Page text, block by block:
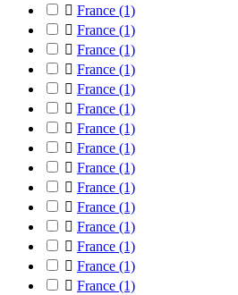
 France (1)
 France (1)
 France (1)
 France (1)
 France (1)
 France (1)
 France (1)
 France (1)
 France (1)
 France (1)
 France (1)
 France (1)
 France (1)
 France (1)
 France (1)